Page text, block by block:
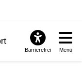
Barrierefrei Menü